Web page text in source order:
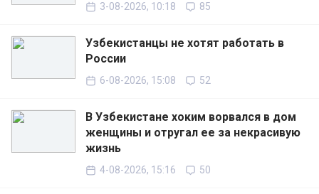
3-08-2026, 10:18 85
Узбекистанцы не хотят работать в
России
6-08-2026, 15:08 52
В Узбекистане хоким ворвался в дом
женщины и отругал ее за некрасивую
жизнь
4-08-2026, 15:16 50